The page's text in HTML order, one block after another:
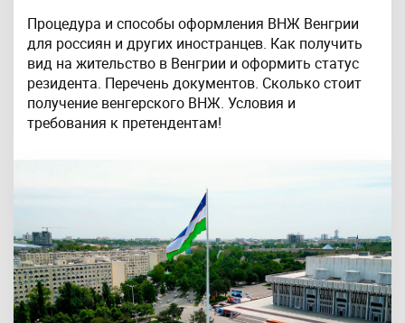
Процедура и способы оформления ВНЖ Венгрии
для россиян и других иностранцев. Как получить
вид на жительство в Венгрии и оформить статус
резидента. Перечень документов. Сколько стоит
получение венгерского ВНЖ. Условия и
требования к претендентам!